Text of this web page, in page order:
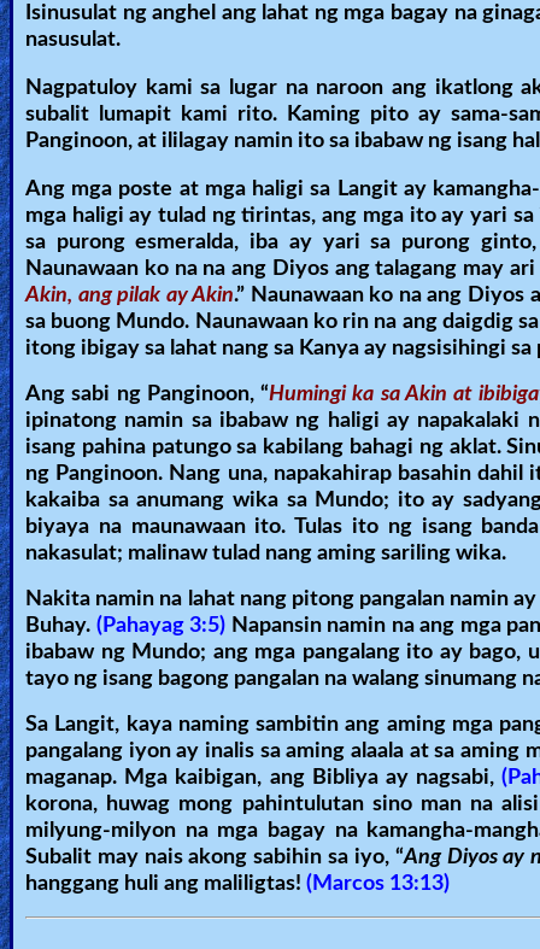
Evangelism
Documentaries
Islam
Other
Other
Languages
Contact/Feedback/Donate
Follow
us
Social
Media
PDF
Books
Random
Video
Isinusulat ng anghel ang lahat ng mga bagay na
nasusulat.
Nagpatuloy kami sa lugar na naroon ang ikatlong
subalit lumapit kami rito. Kaming pito ay sama-
Panginoon, at ililagay namin ito sa ibabaw ng isang
Ang mga poste at mga haligi sa Langit ay
mga haligi ay tulad ng tirintas, ang mga ito ay yari
sa purong esmeralda, iba ay yari sa purong
Naunawaan ko na na ang Diyos ang talagang may
Akin, ang pilak ay Akin.” Naunawaan ko na ang Diyos
sa buong Mundo. Naunawaan ko rin na ang daigdig
itong ibigay sa lahat nang sa Kanya ay nagsisihingi sa
Ang sabi ng Panginoon, “Humingi ka sa Akin at
ipinatong namin sa ibabaw ng haligi ay napakalaki
isang pahina patungo sa kabilang bahagi ng aklat.
ng Panginoon. Nang una, napakahirap basahin
kakaiba sa anumang wika sa Mundo; ito ay
biyaya na maunawaan ito. Tulas ito ng isang
nakasulat; malinaw tulad nang aming sariling wika.
Nakita namin na lahat nang pitong pangalan namin
Buhay. (Pahayag 3:5) Napansin namin na ang mga
ibabaw ng Mundo; ang mga pangalang ito ay bago,
tayo ng isang bagong pangalan na walang sinumang
Sa Langit, kaya naming sambitin ang aming mga
pangalang iyon ay inalis sa aming alaala at sa
maganap. Mga kaibigan, ang Bibliya ay nagsabi,
korona, huwag mong pahintulutan sino man na
milyung-milyon na mga bagay na kamangha-
Subalit may nais akong sabihin sa iyo, “Ang Diyos ay
hanggang huli ang maliligtas! (Marcos 13:13)